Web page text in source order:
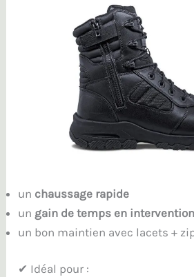
un chaussage rapide
un gain de temps en intervention
un bon maintien avec lacets +
✔ Idéal pour :